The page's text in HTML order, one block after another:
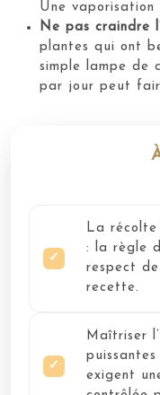
Une vaporisation
Ne pas craindre
plantes qui ont
simple lampe de
par jour peut
La
: la règle
respect de
recette.
Maîtriser
exigent